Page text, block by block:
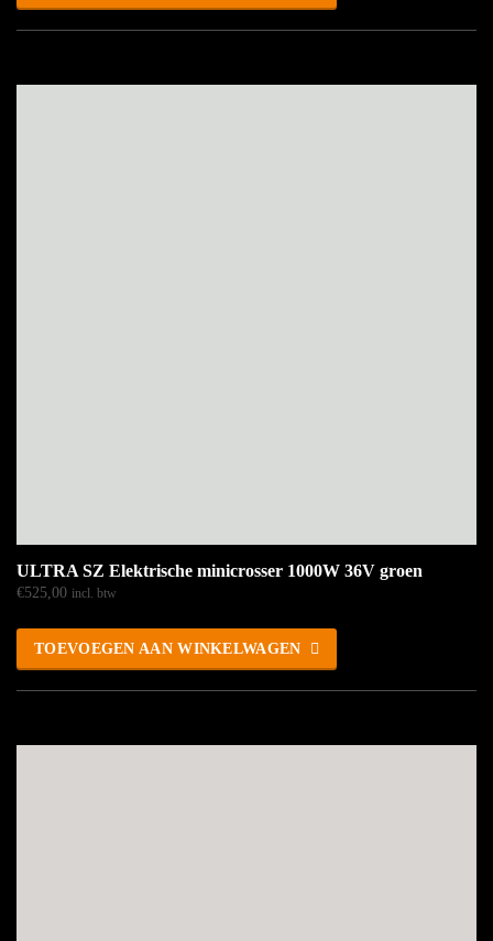
ULTRA SZ Elektrische minicrosser 1000W 36V groen
€525,00 incl. btw
TOEVOEGEN AAN WINKELWAGEN